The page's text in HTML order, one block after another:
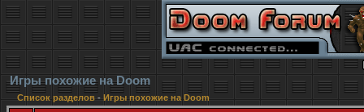
Игры похожие на Doom
Список разделов - Игры похожие на Doom